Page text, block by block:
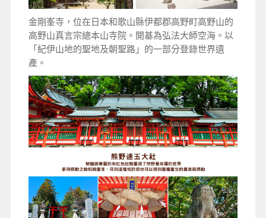
金剛峯寺， 位在日本和歌山縣伊都郡高野町高野山的
高野山真言宗總本山寺院。開基為弘法大師空海。以
「紀伊山地的聖地及朝聖路」的一部分登錄世界遺
產。